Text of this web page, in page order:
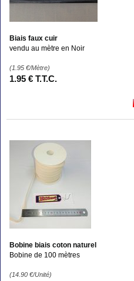
Biais faux cuir
vendu au mètre en Noir
(1.95 €/Mètre)
1.95 € T.T.C.
Bobine biais coton naturel
Bobine de 100 mètres
(14.90 €/Unité)